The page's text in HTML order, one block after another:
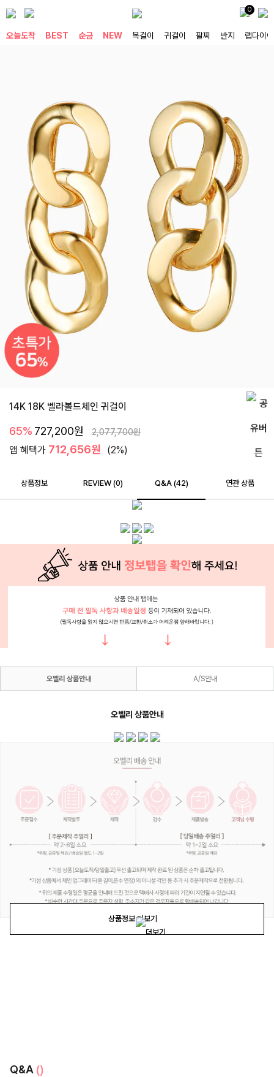
0
오늘도착 BEST 순금 NEW 목걸이 귀걸이 팔찌 반지 랩다이아
14K 18K 벨라볼드체인 귀걸이
65% 727,200원 2,077,700원
앱 혜택가 712,656원 (2%)
상품정보 REVIEW (0) Q&A (42) 연관 상품
상품정보 더보기
오벨리 상품안내 A/S안내
오벨리 상품안내
Q&A ()